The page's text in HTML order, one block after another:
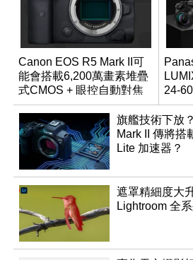
Canon EOS R5 Mark II可
能會搭載6,200萬畫素堆疊
式CMOS + 眼控自動對焦
功能？
24-
旗艦技術下放
Mark II 傳將搭
Lite 加速器？
遮罩精細度大
Lightroom 全